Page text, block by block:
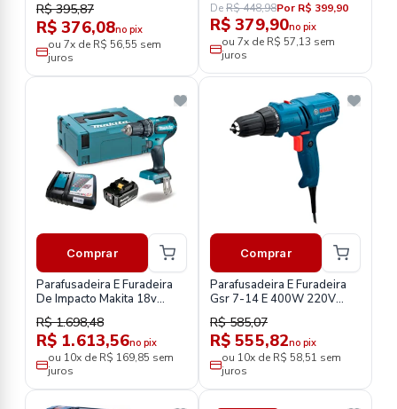
R$ 395,87
R$ 376,08no pix
ou 7x de R$ 56,55 sem
juros
DeR$ 448,98Por R$ 399,90
R$ 379,90no pix
ou 7x de R$ 57,13 sem
juros
Comprar
Parafusadeira E Furadeira
De Impacto Makita 18v
Maleta E 1 Bateria 3Ah
Dhp485rf1j
R$ 1.698,48
R$ 1.613,56no pix
ou 10x de R$ 169,85 sem
juros
Comprar
Parafusadeira E Furadeira
Gsr 7-14 E 400W 220V
Com Cabo De 4m-Bosch
R$ 585,07
R$ 555,82no pix
ou 10x de R$ 58,51 sem
juros